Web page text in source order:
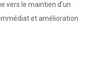
vers le maintien d’un
et amélioration